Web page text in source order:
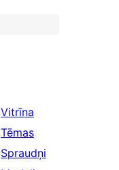
Vitrīna
Tēmas
Spraudņi